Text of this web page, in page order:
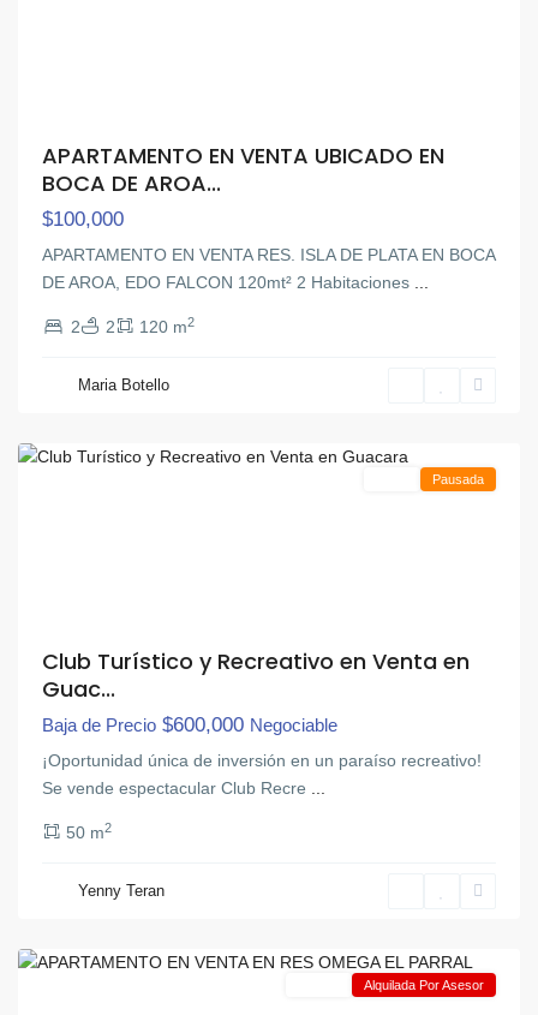
APARTAMENTO EN VENTA UBICADO EN
BOCA DE AROA...
$100,000
APARTAMENTO EN VENTA RES. ISLA DE PLATA EN BOCA
DE AROA, EDO FALCON 120mt² 2 Habitaciones
2 2 120 m2
Maria Botello
Pausada
Club Turístico y Recreativo en Venta en
Guac...
Baja de Precio $600,000 Negociable
¡Oportunidad única de inversión en un paraíso recreativo!
Se vende espectacular Club Recre
50 m2
Yenny Teran
Parral,
Alquilada Por Asesor